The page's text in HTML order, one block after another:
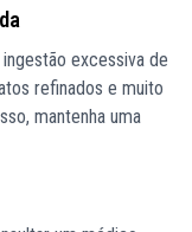
excessiva de
refinados e muito
mantenha uma